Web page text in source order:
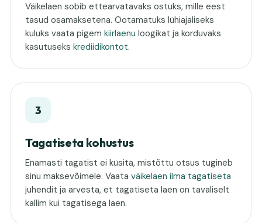
Väikelaen sobib ettearvatavaks ostuks, mille eest
tasud osamaksetena. Ootamatuks lühiajaliseks
kuluks vaata pigem kiirlaenu loogikat ja korduvaks
kasutuseks krediidikontot.
3
Tagatiseta kohustus
Enamasti tagatist ei küsita, mistõttu otsus tugineb
sinu maksevõimele. Vaata väikelaen ilma tagatiseta
juhendit ja arvesta, et tagatiseta laen on tavaliselt
kallim kui tagatisega laen.